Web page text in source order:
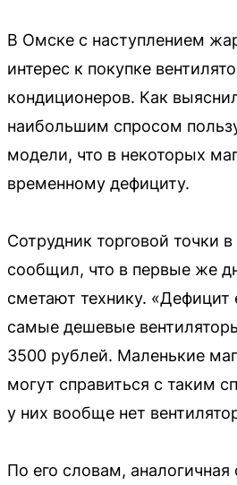
В Омске с наступлением
интерес к покупке
кондиционеров. Как
наибольшим спросом
модели, что в некоторых
временному дефициту.
Сотрудник торговой точки
сообщил, что в первые же
сметают технику. «Дефицит
самые дешевые
3500 рублей. Маленькие
могут справиться с таким
у них вообще нет
По его словам, аналогичная